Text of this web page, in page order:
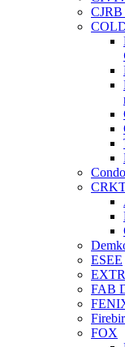
ESEE
FAB
FOX